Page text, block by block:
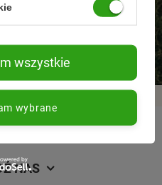
Rezygnacja w każdej
chwili
NAS
wybrane
wszystkie